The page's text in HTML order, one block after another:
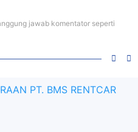
jawab komentator seperti
PT. BMS RENTCAR